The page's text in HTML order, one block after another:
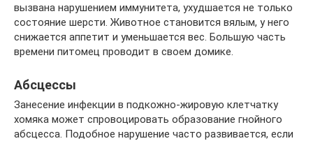
вызвана нарушением иммунитета, ухудшается не только
состояние шерсти. Животное становится вялым, у него
снижается аппетит и уменьшается вес. Большую часть
времени питомец проводит в своем домике.
Абсцессы
Занесение инфекции в подкожно-жировую клетчатку
хомяка может спровоцировать образование гнойного
абсцесса. Подобное нарушение часто развивается, если